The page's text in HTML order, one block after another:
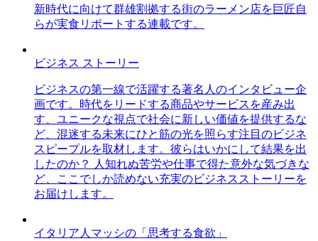
新時代に向けて群雄割拠する街のラーメン店を巨匠自
らが実食リポートする連載です。
ビジネス ストーリー
ビジネスの第一線で活躍する著名人のインタビュー企
画です。時代をリードする商品やサービスを産み出
す、ユニークな視点で社会に新しい価値を提供するな
ど、混迷する未来にひと筋の光を照らす注目のビジネ
スピープルを取材します。彼らはいかにして結果を出
したのか？ 人知れぬ苦労や仕事で得た意外な気づきな
ど、ここでしか読めない充実のビジネスストーリーを
お届けします。
イタリア人マッシの「思考する食欲」